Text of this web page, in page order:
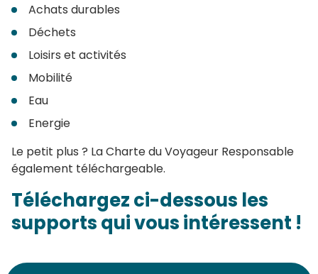
Achats durables
Déchets
Loisirs et activités
Mobilité
Eau
Energie
Le petit plus ? La Charte du Voyageur Responsable
également téléchargeable.
Téléchargez ci-dessous les
supports qui vous intéressent !